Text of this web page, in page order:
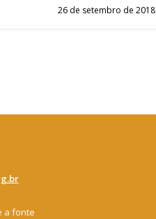
26 de setembro de 2018
a fonte